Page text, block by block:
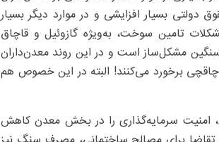
دولتی بسیار افزایشی و در موارد دیگر بسیار
تامین سوخت، به‌ویژه گازوئیل و قاچاق
مشکل‌ساز است و در این روند معدن‌داران
برخورد می‌کنند! البته در این خصوص هم
گفت که تحریم‌ها، بی‌ثباتی اقتصادی و تورم ۵۵درصدی، امنیت سرمایه‌گذاری را در بخش معدن کاهش